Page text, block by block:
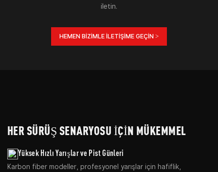
iletin.
HEMEN BIZIMLE ILETIŞIME GEÇIN >
HER SÜRÜŞ SENARYOSU İÇIN MÜKEMMEL
Yüksek Hızlı Yarışlar ve Pist Günleri
Karbon fiber modeller, profesyonel yarışlar için hafiflik,